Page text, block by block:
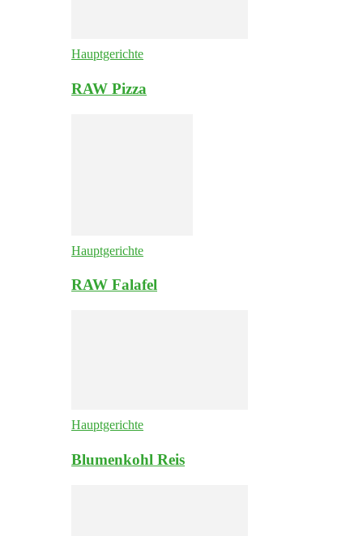
Hauptgerichte
RAW Pizza
Hauptgerichte
RAW Falafel
Hauptgerichte
Blumenkohl Reis